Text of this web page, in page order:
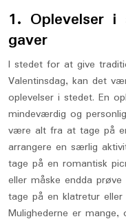
1. Oplevelser
gaver
I stedet for at give
Valentinsdag, kan det
oplevelser i stedet. En
mindeværdig og
være alt fra at tage på
arrangere en særlig
tage på en romantisk
eller måske endda
tage på en klatretur
Mulighederne er